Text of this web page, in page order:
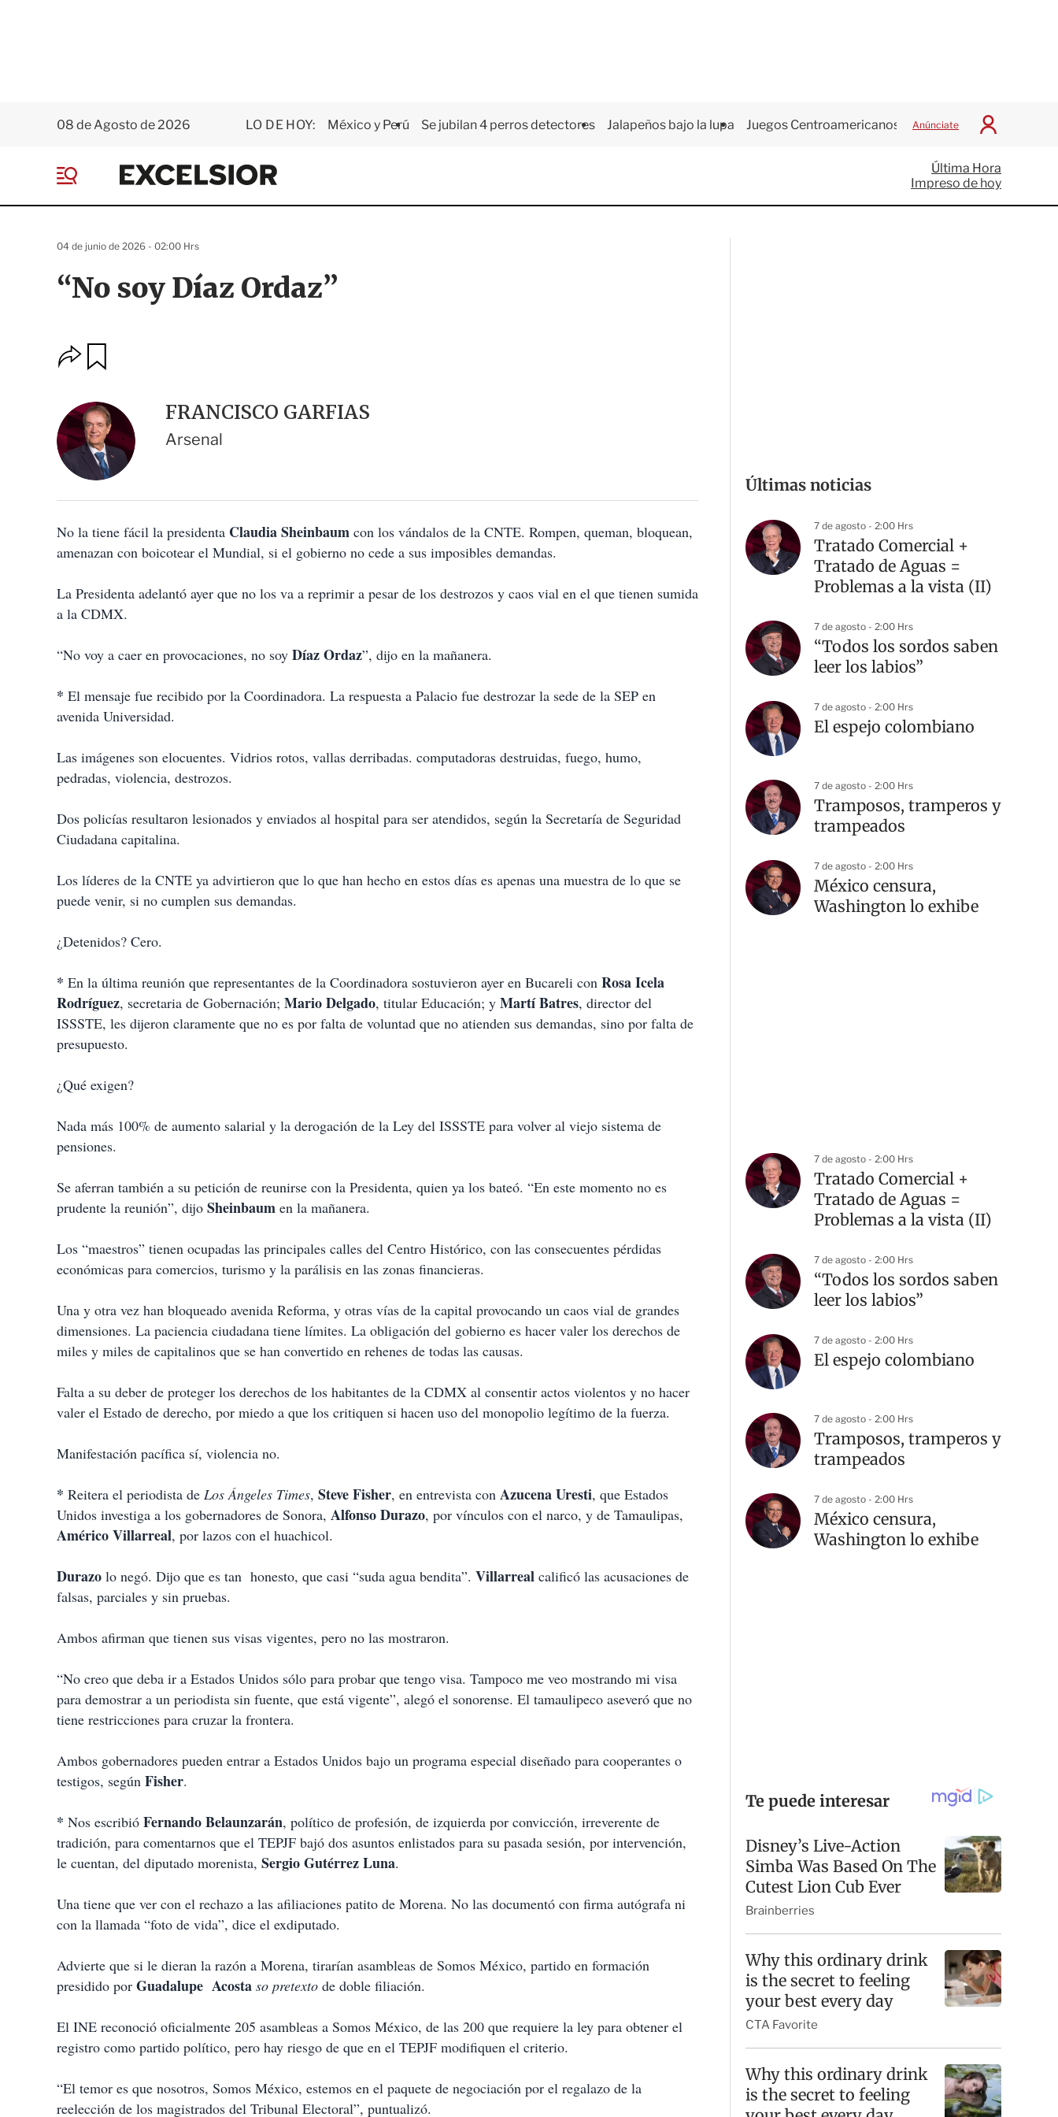
08 de Agosto de 2026 LO DE HOY: México y Perú Se jubilan 4 perros detectores Jalapeños bajo la lupa Juegos Centroamericanos Anúnciate
I
c
i
a
E
x
e
r
e
Última Hora
Impreso de hoy
“No soy Díaz Ordaz”
04 de junio de 2026 - 02:00 Hrs
O
p
o
n
e
s
d
e
c
m
a
t
r
d
a
r
FRANCISCO GARFIAS
Arsenal
No la tiene fácil la presidenta Claudia Sheinbaum con los vándalos de la CNTE. Rompen, queman, bloquean,
amenazan con boicotear el Mundial, si el gobierno no cede a sus imposibles demandas.
La Presidenta adelantó ayer que no los va a reprimir a pesar de los destrozos y caos vial en el que tienen sumida
a la CDMX.
“No voy a caer en provocaciones, no soy Díaz Ordaz”, dijo en la mañanera.
* El mensaje fue recibido por la Coordinadora. La respuesta a Palacio fue destrozar la sede de la SEP en
avenida Universidad.
Las imágenes son elocuentes. Vidrios rotos, vallas derribadas. computadoras destruidas, fuego, humo,
pedradas, violencia, destrozos.
Dos policías resultaron lesionados y enviados al hospital para ser atendidos, según la Secretaría de Seguridad
Ciudadana capitalina.
Los líderes de la CNTE ya advirtieron que lo que han hecho en estos días es apenas una muestra de lo que se
puede venir, si no cumplen sus demandas.
¿Detenidos? Cero.
* En la última reunión que representantes de la Coordinadora sostuvieron ayer en Bucareli con Rosa Icela
Rodríguez, secretaria de Gobernación; Mario Delgado, titular Educación; y Martí Batres, director del
ISSSTE, les dijeron claramente que no es por falta de voluntad que no atienden sus demandas, sino por falta de
presupuesto.
¿Qué exigen?
Nada más 100% de aumento salarial y la derogación de la Ley del ISSSTE para volver al viejo sistema de
pensiones.
Se aferran también a su petición de reunirse con la Presidenta, quien ya los bateó. “En este momento no es
prudente la reunión”, dijo Sheinbaum en la mañanera.
Los “maestros” tienen ocupadas las principales calles del Centro Histórico, con las consecuentes pérdidas
económicas para comercios, turismo y la parálisis en las zonas financieras.
Una y otra vez han bloqueado avenida Reforma, y otras vías de la capital provocando un caos vial de grandes
dimensiones. La paciencia ciudadana tiene límites. La obligación del gobierno es hacer valer los derechos de
miles y miles de capitalinos que se han convertido en rehenes de todas las causas.
Falta a su deber de proteger los derechos de los habitantes de la CDMX al consentir actos violentos y no hacer
valer el Estado de derecho, por miedo a que los critiquen si hacen uso del monopolio legítimo de la fuerza.
Manifestación pacífica sí, violencia no.
* Reitera el periodista de Los Ángeles Times, Steve Fisher, en entrevista con Azucena Uresti, que Estados
Unidos investiga a los gobernadores de Sonora, Alfonso Durazo, por vínculos con el narco, y de Tamaulipas,
AméricoVillarreal, por lazos con el huachicol.
Durazo lo negó. Dijo que es tan honesto, que casi “suda agua bendita”. Villarreal calificó las acusaciones de
falsas, parciales y sin pruebas.
Ambos afirman que tienen sus visas vigentes, pero no las mostraron.
“No creo que deba ir a Estados Unidos sólo para probar que tengo visa. Tampoco me veo mostrando mi visa
para demostrar a un periodista sin fuente, que está vigente”, alegó el sonorense. El tamaulipeco aseveró que no
tiene restricciones para cruzar la frontera.
Ambos gobernadores pueden entrar a Estados Unidos bajo un programa especial diseñado para cooperantes o
testigos, según Fisher.
* Nos escribió Fernando Belaunzarán, político de profesión, de izquierda por convicción, irreverente de
tradición, para comentarnos que el TEPJF bajó dos asuntos enlistados para su pasada sesión, por intervención,
le cuentan, del diputado morenista, Sergio Gutérrez Luna.
Una tiene que ver con el rechazo a las afiliaciones patito de Morena. No las documentó con firma autógrafa ni
con la llamada “foto de vida”, dice el exdiputado.
Advierte que si le dieran la razón a Morena, tirarían asambleas de Somos México, partido en formación
presidido por Guadalupe Acosta so pretexto de doble filiación.
El INE reconoció oficialmente 205 asambleas a Somos México, de las 200 que requiere la ley para obtener el
registro como partido político, pero hay riesgo de que en el TEPJF modifiquen el criterio.
“El temor es que nosotros, Somos México, estemos en el paquete de negociación por el regalazo de la
reelección de los magistrados del Tribunal Electoral”, puntualizó.
Últimas noticias
7 de agosto - 2:00 Hrs
Tratado Comercial +
Tratado de Aguas =
Problemas a la vista (II)
7 de agosto - 2:00 Hrs
“Todos los sordos saben
leer los labios”
7 de agosto - 2:00 Hrs
El espejo colombiano
7 de agosto - 2:00 Hrs
Tramposos, tramperos y
trampeados
7 de agosto - 2:00 Hrs
México censura,
Washington lo exhibe
7 de agosto - 2:00 Hrs
Tratado Comercial +
Tratado de Aguas =
Problemas a la vista (II)
7 de agosto - 2:00 Hrs
“Todos los sordos saben
leer los labios”
7 de agosto - 2:00 Hrs
El espejo colombiano
7 de agosto - 2:00 Hrs
Tramposos, tramperos y
trampeados
7 de agosto - 2:00 Hrs
México censura,
Washington lo exhibe